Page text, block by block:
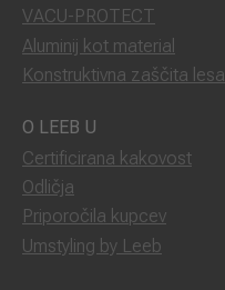
VACU-PROTECT
Aluminij kot material
Konstruktivna zaščita lesa
O LEEB U
Certificirana kakovost
Odličja
Priporočila kupcev
Umstyling by Leeb